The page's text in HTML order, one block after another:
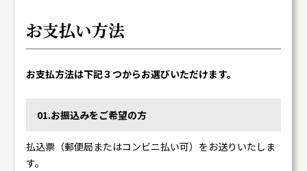
お支払い方法
お支払方法は下記３つからお選びいただけます。
01.お振込みをご希望の方
払込票（郵便局またはコンビニ払い可）をお送りいたしま
す。